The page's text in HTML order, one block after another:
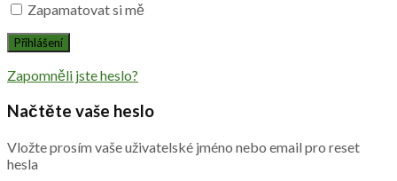
Zapamatovat si mě
Zapomněli jste heslo?
Načtěte vaše heslo
Vložte prosím vaše uživatelské jméno nebo email pro reset
hesla